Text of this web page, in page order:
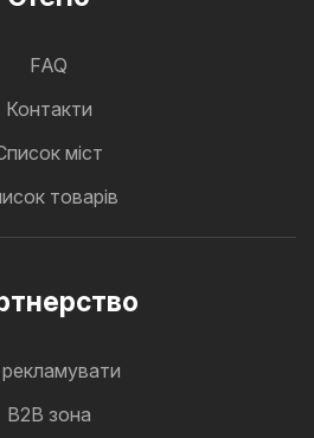
FAQ
Контакти
міст
товарів
B2B зона